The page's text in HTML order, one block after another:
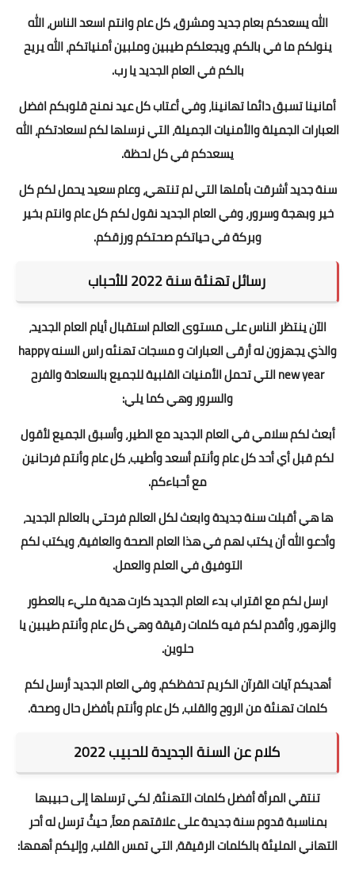
الله يسعدكم بعام جديد ومشرق، كل عام وانتم اسعد الناس، الله
ينولكم ما في بالكم، ويجعلكم طيبين وملبين أمنياتكم، الله يريح
بالكم في العام الجديد يا رب.
أمانينا تسبق دائما تهانينا، وفي أعتاب كل عيد نمنح قلوبكم افضل
العبارات الجميلة والأمنيات الجميلة، التي نرسلها لكم لسعادتكم، الله
يسعدكم في كل لحظة.
سنة جديد أشرقت بأملها التي لم تنتهي، وعام سعيد يحمل لكم كل
خير وبهجة وسرور، وفي العام الجديد نقول لكم كل عام وانتم بخير
وبركة في حياتكم صحتكم ورزقكم.
رسائل تهنئة سنة 2022 للأحباب
الآن ينتظر الناس على مستوى العالم استقبال أيام العام الجديد،
والذي يجهزون له أرقى العبارات و مسجات تهنئه راس السنه happy
new year التي تحمل الأمنيات القلبية للجميع بالسعادة والفرح
والسرور وهي كما يلي:
أبعث لكم سلامي في العام الجديد مع الطير، وأسبق الجميع لأقول
لكم قبل أي أحد كل عام وأنتم أسعد وأطيب، كل عام وأنتم فرحانين
مع أحباءكم.
ها هي أقبلت سنة جديدة وابعث لكل العالم فرحتي بالعالم الجديد،
وأدعو الله أن يكتب لهم في هذا العام الصحة والعافية، ويكتب لكم
التوفيق في العلم والعمل.
ارسل لكم مع اقتراب بدء العام الجديد كارت هدية مليء بالعطور
والزهور، وأقدم لكم فيه كلمات رقيقة وهي كل عام وأنتم طيبين يا
حلوين.
أهديكم آيات القرآن الكريم تحفظكم، وفي العام الجديد أرسل لكم
كلمات تهنئة من الروح والقلب، كل عام وأنتم بأفضل حال وصحة.
كلام عن السنة الجديدة للحبيب 2022
تنتقي المرأة أفضل كلمات التهنئة، لكي ترسلها إلى حبيبها
بمناسبة قدوم سنة جديدة على علاقتهم معاََ، حيثُ ترسل له أحر
التهاني المليئة بالكلمات الرقيقة، التي تمس القلب، وإليكم أهمها: